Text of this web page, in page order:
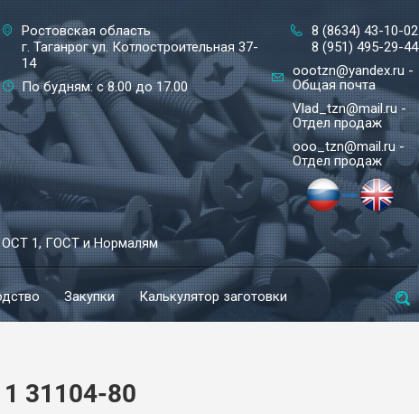
Ростовская область
г. Таганрог ул. Котлостроительная 37-
14
По будням: с 8.00 до 17.00
8 (8634) 43-10-02
8 (951) 495-29-44
oootzn@yandex.ru -
Общая почта
Vlad_tzn@mail.ru -
Отдел продаж
ooo_tzn@mail.ru -
Отдел продаж
1, ГОСТ и Нормалям
Закупки Калькулятор заготовки
31104-80